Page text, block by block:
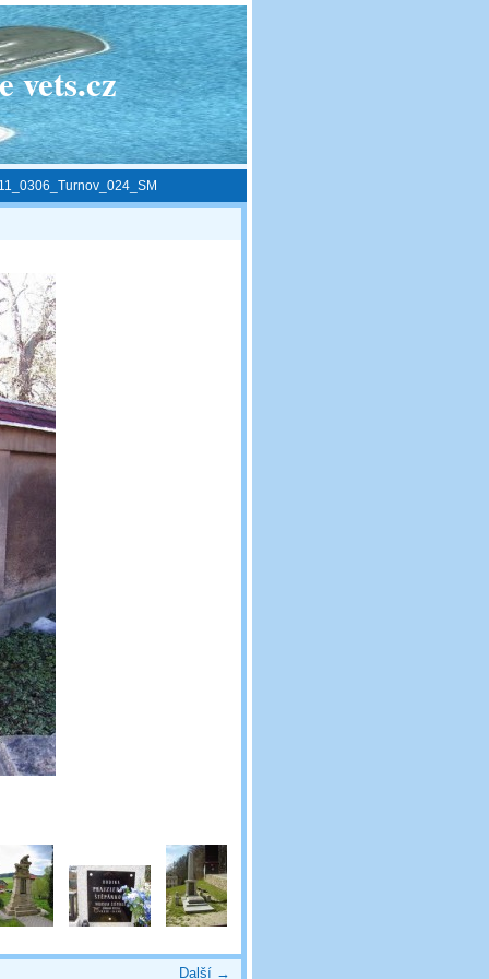
vets.cz
11_0306_Turnov_024_SM
Další →